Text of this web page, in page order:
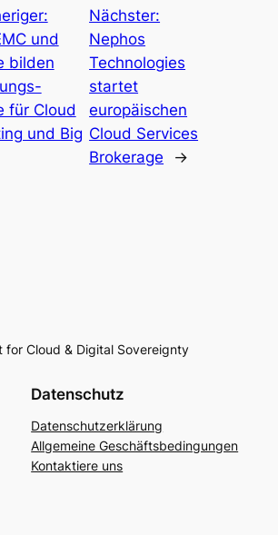
und
bilden
für Cloud
und Big
Nächster:
Nephos
Technologies
startet
europäischen
Cloud Services
Brokerage
→
for Cloud & Digital Sovereignty
Datenschutz
Datenschutzerklärung
Allgemeine Geschäftsbedingungen
Kontaktiere uns